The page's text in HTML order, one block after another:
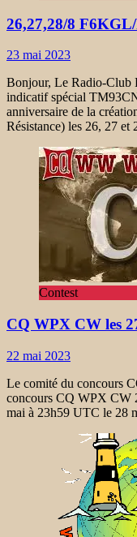
26,27,28/8
23 mai 2023
Bonjour, Le Radio-Club
indicatif spécial
anniversaire de la
Résistance) les 26, 27 et
Contest
CQ WPX CW les
22 mai 2023
Le comité du concours
concours CQ WPX CW
mai à 23h59 UTC le 28